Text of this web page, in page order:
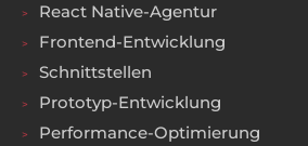
React Native-Agentur
Frontend-Entwicklung
Schnittstellen
Prototyp-Entwicklung
Performance-Optimierung